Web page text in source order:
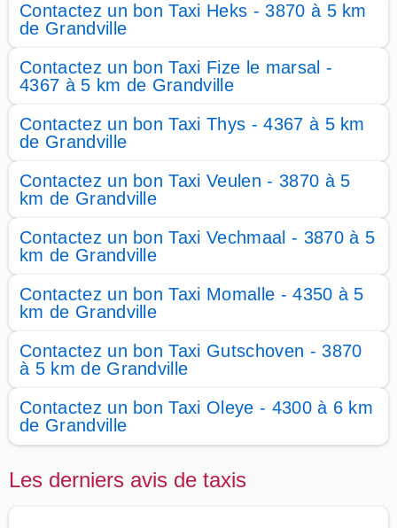
Contactez un bon Taxi Heks - 3870 à 5 km
de Grandville
Contactez un bon Taxi Fize le marsal -
4367 à 5 km de Grandville
Contactez un bon Taxi Thys - 4367 à 5 km
de Grandville
Contactez un bon Taxi Veulen - 3870 à 5
km de Grandville
Contactez un bon Taxi Vechmaal - 3870 à 5
km de Grandville
Contactez un bon Taxi Momalle - 4350 à 5
km de Grandville
Contactez un bon Taxi Gutschoven - 3870
à 5 km de Grandville
Contactez un bon Taxi Oleye - 4300 à 6 km
de Grandville
Les derniers avis de taxis